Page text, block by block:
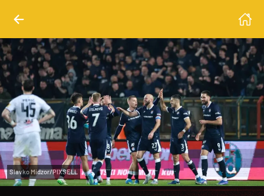
Slavko Midzor/PIXSELL